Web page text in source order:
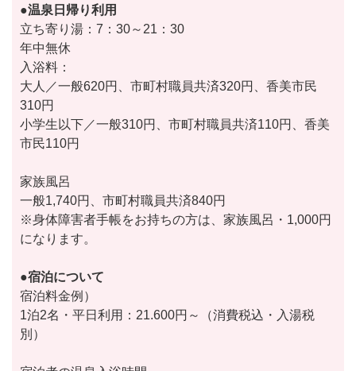
●温泉日帰り利用
立ち寄り湯：7：30～21：30
年中無休
入浴料：
大人／一般620円、市町村職員共済320円、香美市民
310円
小学生以下／一般310円、市町村職員共済110円、香美
市民110円
家族風呂
一般1,740円、市町村職員共済840円
※身体障害者手帳をお持ちの方は、家族風呂・1,000円
になります。
●宿泊について
宿泊料金例）
1泊2名・平日利用：21.600円～（消費税込・入湯税
別）